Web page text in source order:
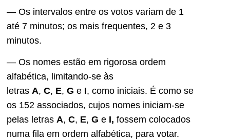
— Os intervalos entre os votos variam de 1
até 7 minutos; os mais frequentes, 2 e 3
minutos.
— Os nomes estão em rigorosa ordem
alfabética, limitando-se às
letras A, C, E, G e I, como iniciais. É como se
os 152 associados, cujos nomes iniciam-se
pelas letras A, C, E, G e I, fossem colocados
numa fila em ordem alfabética, para votar.